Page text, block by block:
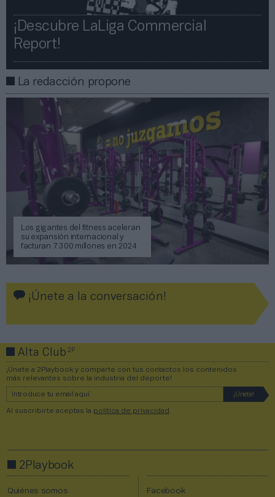
¡Descubre LaLiga Commercial
Report!​​
La redacción propone
Los gigantes del fitness aceleran
su expansión internacional y
facturan 7.300 millones en 2024
¡Únete a la conversación!
Alta Club2P
¡Únete a 2Playbook y comparte con tus contactos los contenidos
más relevantes sobre la industria del deporte!
Al suscribirte aceptas la política de privacidad .
2Playbook
Quiénes somos Facebook